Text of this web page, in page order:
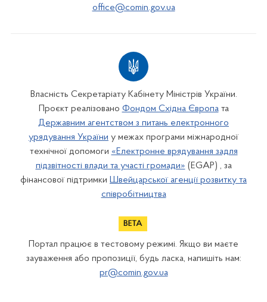
office@comin.gov.ua
Власність Секретаріату Кабінету Міністрів України.
Проєкт реалізовано Фондом Східна Європата
Державним агентством з питань електронного
урядування України у межах програми міжнародної
технічної допомоги «Електронне врядування задля
підзвітності влади та участі громади» (EGAP) , за
фінансової підтримки Швейцарської агенції розвитку та
співробітництва
Портал працює в тестовому режимі. Якщо ви маєте
зауваження або пропозиції, будь ласка, напишіть нам:
pr@comin.gov.ua